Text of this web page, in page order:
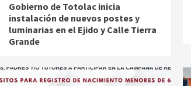
Gobierno de Totolac inicia
instalación de nuevos postes y
luminarias en el Ejido y Calle Tierra
Grande